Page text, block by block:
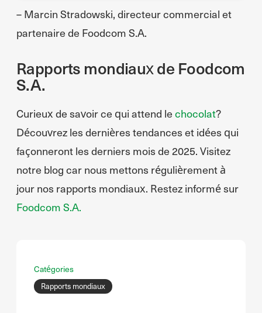
– Marcin Stradowski, directeur commercial et
partenaire de Foodcom S.A.
Rapports mondiaux de Foodcom
S.A.
Curieux de savoir ce qui attend le chocolat?
Découvrez les dernières tendances et idées qui
façonneront les derniers mois de 2025. Visitez
notre blog car nous mettons régulièrement à
jour nos rapports mondiaux. Restez informé sur
Foodcom S.A.
Catégories
Rapports mondiaux